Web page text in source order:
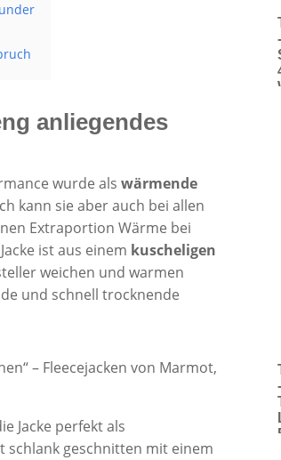
anliegendes
wurde alswärmende
kann sie aber auch bei allen
Extraportion Wärme bei
ist aus einem kuscheligen
weichen und warmen
und schnell trocknende
Jacke perfekt als
schlank geschnitten mit einem